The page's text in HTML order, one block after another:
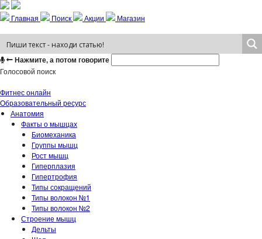
Главная Поиск Акции Магазин
Нажмите, а потом говорите
Голосовой поиск
Фитнес онлайн
Образовательный ресурс
Анатомия
Факты о мышцах
Биомеханика
Группы мышц
Рост мышц
Гиперплазия
Гипертрофия
Типы сокращений
Типы волокон №1
Типы волокон №2
Строение мышц
Дельты